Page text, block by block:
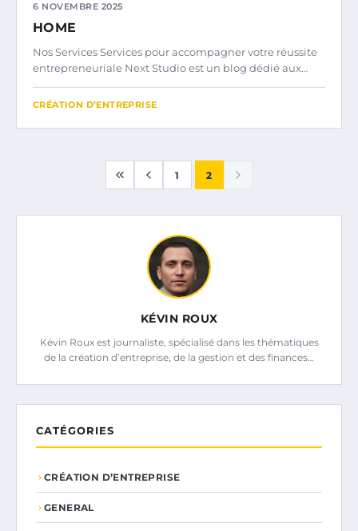
6 NOVEMBRE 2025
HOME
Nos Services Services pour accompagner votre réussite
entrepreneuriale Next Studio est un blog dédié aux…
CRÉATION D’ENTREPRISE
1 2
KÉVIN ROUX
Kévin Roux est journaliste, spécialisé dans les thématiques
de la création d’entreprise, de la gestion et des finances…
CATÉGORIES
CRÉATION D’ENTREPRISE
GENERAL